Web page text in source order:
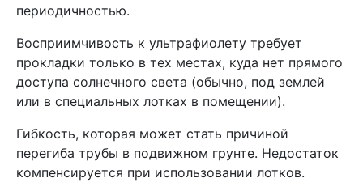
периодичностью.
Восприимчивость к ультрафиолету требует
прокладки только в тех местах, куда нет прямого
доступа солнечного света (обычно, под землей
или в специальных лотках в помещении).
Гибкость, которая может стать причиной
перегиба трубы в подвижном грунте. Недостаток
компенсируется при использовании лотков.